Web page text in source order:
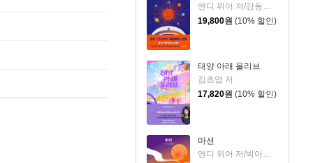
앤디 위어 저/강동혁 역
19,800원 (10% 할인)
태양 아래 올리브
김초엽 저
17,820원 (10% 할인)
마션
앤디 위어 저/박아람 역